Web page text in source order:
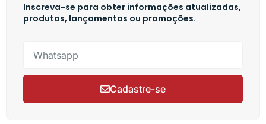
Inscreva-se para obter informações atualizadas,
produtos, lançamentos ou promoções.
Cadastre-se